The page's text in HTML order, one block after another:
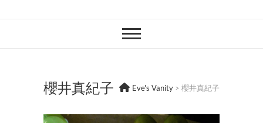
櫻井真紀子 Eve's Vanity > 櫻井真紀子